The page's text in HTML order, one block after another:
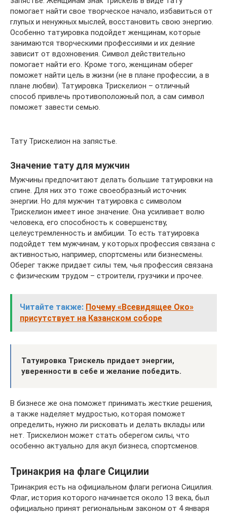
помогает найти свое творческое начало, избавиться от
глупых и ненужных мыслей, восстановить свою энергию.
Особенно татуировка подойдет женщинам, которые
занимаются творческими профессиями и их деяние
зависит от вдохновения. Символ действительно
помогает найти его. Кроме того, женщинам оберег
поможет найти цель в жизни (не в плане профессии, а в
плане любви). Татуировка Трискелион – отличный
способ привлечь противоположный пол, а сам символ
поможет завести семью.
Тату Трискелион на запястье.
Значение тату для мужчин
Мужчины предпочитают делать большие татуировки на
спине. Для них это тоже своеобразный источник
энергии. Но для мужчин татуировка с символом
Трискелион имеет иное значение. Она усиливает волю
человека, его способность к совершенству,
целеустремленность и амбиции. То есть татуировка
подойдет тем мужчинам, у которых профессия связана с
активностью, например, спортсмены или бизнесмены.
Оберег также придает силы тем, чья профессия связана
с физическим трудом – строители, грузчики и прочее.
Читайте также: Почему «Всевидящее Око»
присутствует на Казанском соборе
Татуировка Трискель придает энергии,
уверенности в себе и желание победить.
В бизнесе же она поможет принимать жесткие решения,
а также наделяет мудростью, которая поможет
определить, нужно ли рисковать и делать вклады или
нет. Трискелион может стать оберегом силы, что
особенно актуально для акул бизнеса, спортсменов.
Тринакрия на флаге Сицилии
Тринакрия есть на официальном флаги региона Сицилия.
Флаг, история которого начинается около 13 века, был
официально принят региональным законом от 4 января